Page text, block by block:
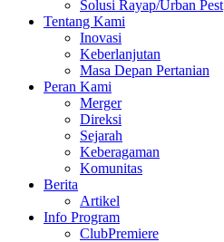
Solusi Rayap/Urban Pest
Tentang Kami
Inovasi
Keberlanjutan
Masa Depan Pertanian
Peran Kami
Merger
Direksi
Sejarah
Keberagaman
Komunitas
Berita
Artikel
Info Program
ClubPremiere